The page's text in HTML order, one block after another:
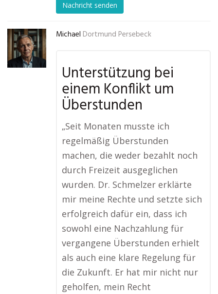
Nachricht senden
Michael Dortmund Persebeck
Unterstützung bei
einem Konflikt um
Überstunden
„Seit Monaten musste ich
regelmäßig Überstunden
machen, die weder bezahlt noch
durch Freizeit ausgeglichen
wurden. Dr. Schmelzer erklärte
mir meine Rechte und setzte sich
erfolgreich dafür ein, dass ich
sowohl eine Nachzahlung für
vergangene Überstunden erhielt
als auch eine klare Regelung für
die Zukunft. Er hat mir nicht nur
geholfen, mein Recht